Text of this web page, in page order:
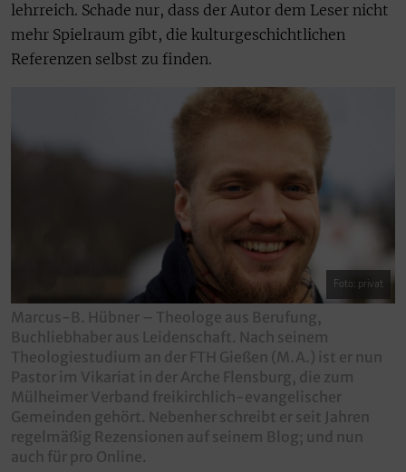
lehrreich. Schade nur, dass der Autor dem Leser nicht
mehr Spielraum gibt, die kulturgeschichtlichen
Referenzen selbst zu finden.
Foto: privat
Marcus-B. Hübner – Theologe aus Berufung,
Buchliebhaber aus Leidenschaft. Nach seinem
Theologiestudium an der FTH Gießen (M.A.) ist er nun
Pastor im Vikariat in der Arche Flensburg, die zum
Mülheimer Verband freikirchlich-evangelischer
Gemeinden gehört. Nebenher schreibt er seit Jahren
regelmäßig Rezensionen auf seinem Blog; und nun
auch für pro Online.